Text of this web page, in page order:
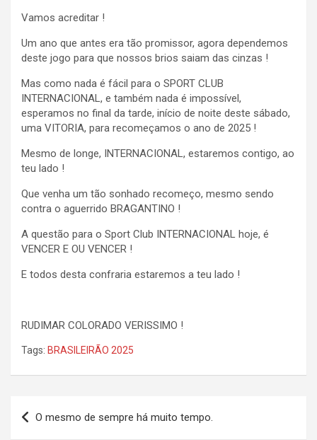
Vamos acreditar !
Um ano que antes era tão promissor, agora dependemos
deste jogo para que nossos brios saiam das cinzas !
Mas como nada é fácil para o SPORT CLUB
INTERNACIONAL, e também nada é impossível,
esperamos no final da tarde, início de noite deste sábado,
uma VITORIA, para recomeçamos o ano de 2025 !
Mesmo de longe, INTERNACIONAL, estaremos contigo, ao
teu lado !
Que venha um tão sonhado recomeço, mesmo sendo
contra o aguerrido BRAGANTINO !
A questão para o Sport Club INTERNACIONAL hoje, é
VENCER E OU VENCER !
E todos desta confraria estaremos a teu lado !
RUDIMAR COLORADO VERISSIMO !
Tags: BRASILEIRÃO 2025
Navegação
de
O mesmo de sempre há muito tempo.